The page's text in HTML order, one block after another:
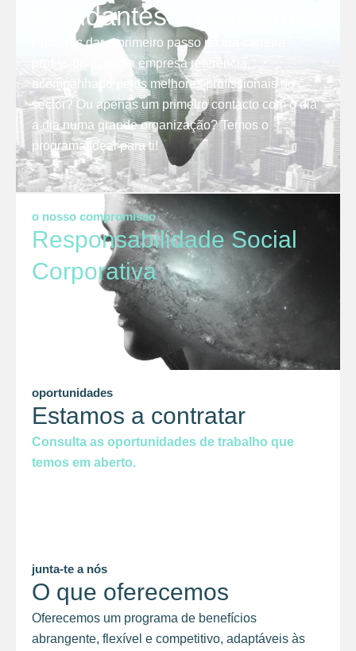
Estudantes e graduados
Procuras dar o primeiro passo na tua carreira
profissional, numa empresa referência,
acompanhado pelos melhores profissionais do
sector? Ou apenas um primeiro contacto com o dia
a dia numa grande organização? Temos o
programa ideal para ti!
o nosso compromisso
Responsabilidade Social
Corporativa
oportunidades
Estamos a contratar
Consulta as oportunidades de trabalho que
temos em aberto.
junta-te a nós
O que oferecemos
Oferecemos um programa de benefícios
abrangente, flexível e competitivo, adaptáveis às